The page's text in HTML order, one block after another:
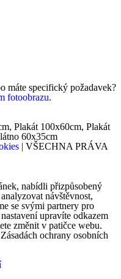
máte specifický požadavek?
fotoobrazu.
Plakát 100x60cm, Plakát
60x35cm
| VŠECHNA PRÁVA
nabídli přizpůsobený
návštěvnost,
se svými partnery pro
upravíte odkazem
změnit v patičce webu.
ochrany osobních